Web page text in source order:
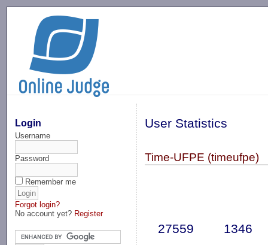
Login
Username
Password
Remember me
Forgot login?
No account yet? Register
User Statistics
Time-UFPE (timeufpe)
27559 1346